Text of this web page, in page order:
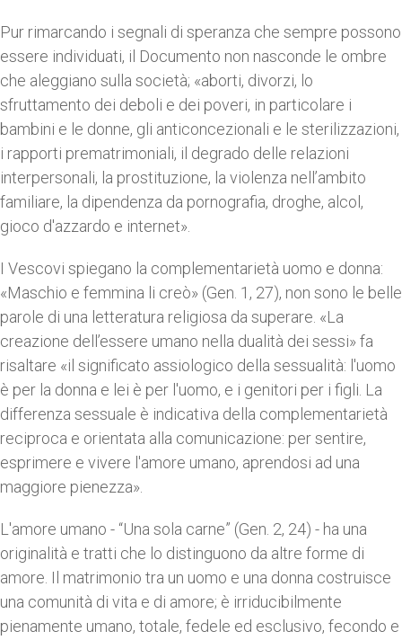
Pur rimarcando i segnali di speranza che sempre possono
essere individuati, il Documento non nasconde le ombre
che aleggiano sulla società; «aborti, divorzi, lo
sfruttamento dei deboli e dei poveri, in particolare i
bambini e le donne, gli anticoncezionali e le sterilizzazioni,
i rapporti prematrimoniali, il degrado delle relazioni
interpersonali, la prostituzione, la violenza nell’ambito
familiare, la dipendenza da pornografia, droghe, alcol,
gioco d'azzardo e internet».
I Vescovi spiegano la complementarietà uomo e donna:
«Maschio e femmina li creò» (Gen. 1, 27), non sono le belle
parole di una letteratura religiosa da superare. «La
creazione dell’essere umano nella dualità dei sessi» fa
risaltare «il significato assiologico della sessualità: l'uomo
è per la donna e lei è per l'uomo, e i genitori per i figli. La
differenza sessuale è indicativa della complementarietà
reciproca e orientata alla comunicazione: per sentire,
esprimere e vivere l'amore umano, aprendosi ad una
maggiore pienezza».
L'amore umano - “Una sola carne” (Gen. 2, 24) - ha una
originalità e tratti che lo distinguono da altre forme di
amore. Il matrimonio tra un uomo e una donna costruisce
una comunità di vita e di amore; è irriducibilmente
pienamente umano, totale, fedele ed esclusivo, fecondo e